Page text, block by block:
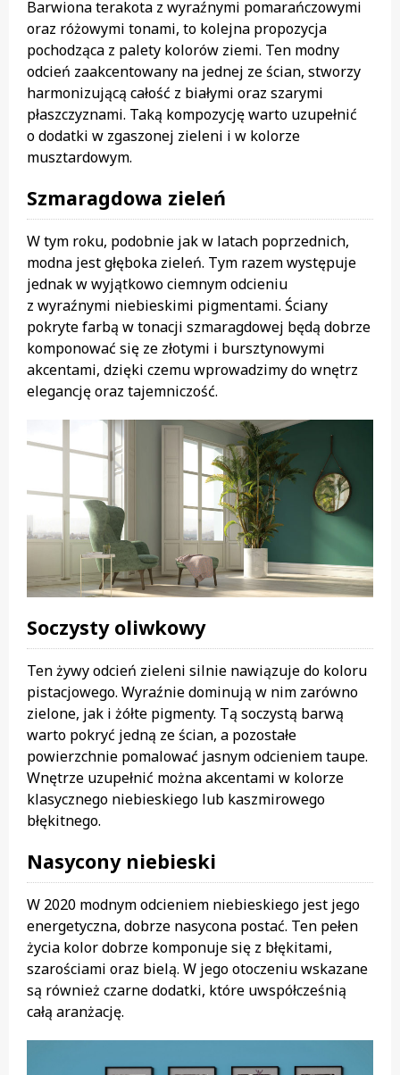
Barwiona terakota z wyraźnymi pomarańczowymi
oraz różowymi tonami, to kolejna propozycja
pochodząca z palety kolorów ziemi. Ten modny
odcień zaakcentowany na jednej ze ścian, stworzy
harmonizującą całość z białymi oraz szarymi
płaszczyznami. Taką kompozycję warto uzupełnić
o dodatki w zgaszonej zieleni i w kolorze
musztardowym.
Szmaragdowa zieleń
W tym roku, podobnie jak w latach poprzednich,
modna jest głęboka zieleń. Tym razem występuje
jednak w wyjątkowo ciemnym odcieniu
z wyraźnymi niebieskimi pigmentami. Ściany
pokryte farbą w tonacji szmaragdowej będą dobrze
komponować się ze złotymi i bursztynowymi
akcentami, dzięki czemu wprowadzimy do wnętrz
elegancję oraz tajemniczość.
Soczysty oliwkowy
Ten żywy odcień zieleni silnie nawiązuje do koloru
pistacjowego. Wyraźnie dominują w nim zarówno
zielone, jak i żółte pigmenty. Tą soczystą barwą
warto pokryć jedną ze ścian, a pozostałe
powierzchnie pomalować jasnym odcieniem taupe.
Wnętrze uzupełnić można akcentami w kolorze
klasycznego niebieskiego lub kaszmirowego
błękitnego.
Nasycony niebieski
W 2020 modnym odcieniem niebieskiego jest jego
energetyczna, dobrze nasycona postać. Ten pełen
życia kolor dobrze komponuje się z błękitami,
szarościami oraz bielą. W jego otoczeniu wskazane
są również czarne dodatki, które uwspółcześnią
całą aranżację.